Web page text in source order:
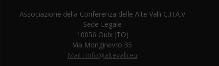
Associazione della Conferenza delle Alte Valli C.H.A.V
Sede Legale
10056 Oulx (TO)
Via Monginevro 35
Mail : info@altevalli.eu